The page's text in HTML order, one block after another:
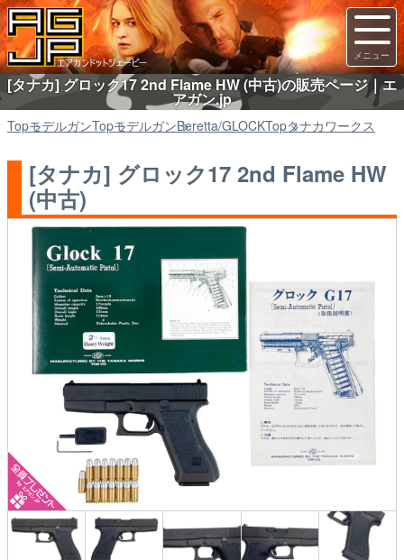
[タナカ] グロック17 2nd Flame HW (中古)の販売ページ｜エ
アガン.jp
TopモデルガンTopモデルガンBeretta/GLOCKTopタナカワークス
[タナカ] グロック17 2nd Flame HW
(中古)